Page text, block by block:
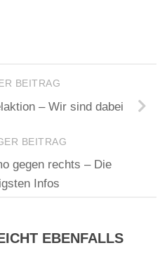
BEITRAG
– Wir sind dabei
BEITRAG
gegen rechts – Die
Infos
EBENFALLS